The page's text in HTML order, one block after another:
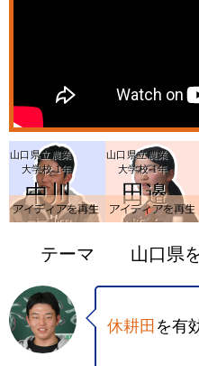
山口県立農業
大学校 1年
中川
真輝
山口県立農業
大学校 1年
田邉
瀬名
テーマ 山口県
休耕田 を有